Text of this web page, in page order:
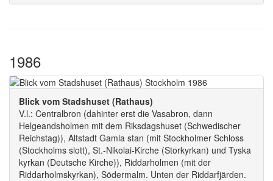
1986
Blick vom Stadshuset (Rathaus)
V.l.: Centralbron (dahinter erst die Vasabron, dann
Helgeandsholmen mit dem Riksdagshuset (Schwedischer
Reichstag)), Altstadt Gamla stan (mit Stockholmer Schloss
(Stockholms slott), St.-Nikolai-Kirche (Storkyrkan) und Tyska
kyrkan (Deutsche Kirche)), Riddarholmen (mit der
Riddarholmskyrkan), Södermalm. Unten der Riddarfjärden.